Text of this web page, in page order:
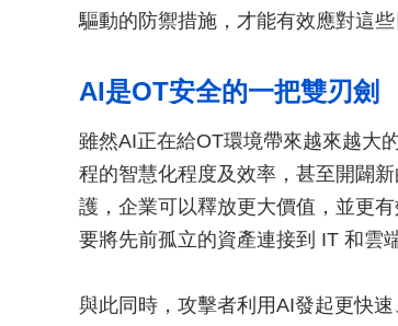
驅動的防禦措施，才能有效應對這
AI是OT安全的一把雙刃劍
雖然AI正在給OT環境帶來越來越大
程的智慧化程度及效率，甚至開闢
護，企業可以釋放更大價值，並更
要將先前孤立的資產連接到 IT 和雲
與此同時，攻擊者利用AI發起更快